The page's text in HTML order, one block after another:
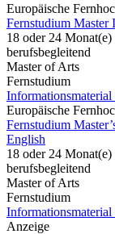
Europäische
Fernstudium Master
18 oder 24 Monat(e)
berufsbegleitend
Master of Arts
Fernstudium
Informationsmaterial
Europäische
Fernstudium
English
18 oder 24 Monat(e)
berufsbegleitend
Master of Arts
Fernstudium
Informationsmaterial
Anzeige